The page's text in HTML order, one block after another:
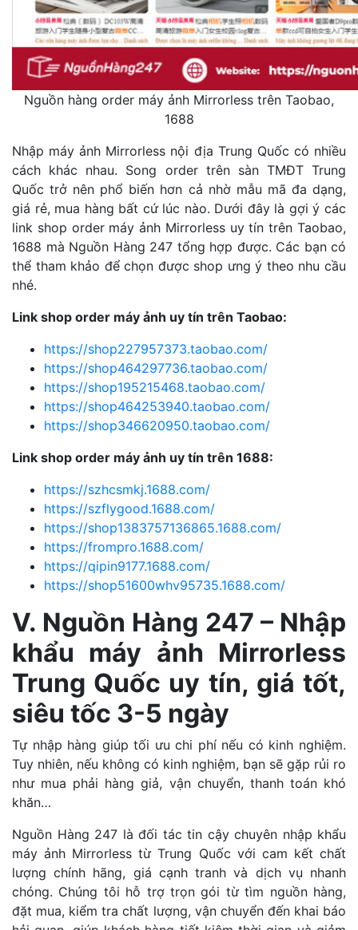
Nguồn hàng order máy ảnh Mirrorless trên Taobao,
1688
Nhập máy ảnh Mirrorless nội địa Trung Quốc có nhiều
cách khác nhau. Song order trên sàn TMĐT Trung
Quốc trở nên phổ biến hơn cả nhờ mẫu mã đa dạng,
giá rẻ, mua hàng bất cứ lúc nào. Dưới đây là gợi ý các
link shop order máy ảnh Mirrorless uy tín trên Taobao,
1688 mà Nguồn Hàng 247 tổng hợp được. Các bạn có
thể tham khảo để chọn được shop ưng ý theo nhu cầu
nhé.
Link shop order máy ảnh uy tín trên Taobao:
https://shop227957373.taobao.com/
https://shop464297736.taobao.com/
https://shop195215468.taobao.com/
https://shop464253940.taobao.com/
https://shop346620950.taobao.com/
Link shop order máy ảnh uy tín trên 1688:
https://szhcsmkj.1688.com/
https://szflygood.1688.com/
https://shop1383757136865.1688.com/
https://frompro.1688.com/
https://qipin9177.1688.com/
https://shop51600whv95735.1688.com/
V. Nguồn Hàng 247 – Nhập
khẩu máy ảnh Mirrorless
Trung Quốc uy tín, giá tốt,
siêu tốc 3-5 ngày
Tự nhập hàng giúp tối ưu chi phí nếu có kinh nghiệm.
Tuy nhiên, nếu không có kinh nghiệm, bạn sẽ gặp rủi ro
như mua phải hàng giả, vận chuyển, thanh toán khó
khăn…
Nguồn Hàng 247 là đối tác tin cậy chuyên nhập khẩu
máy ảnh Mirrorless từ Trung Quốc với cam kết chất
lượng chính hãng, giá cạnh tranh và dịch vụ nhanh
chóng. Chúng tôi hỗ trợ trọn gói từ tìm nguồn hàng,
đặt mua, kiểm tra chất lượng, vận chuyển đến khai báo